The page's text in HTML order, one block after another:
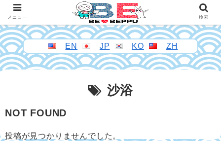
EN JP KO ZH
沙浴
NOT FOUND
投稿が見つかりませんでした。
メニュー 検索